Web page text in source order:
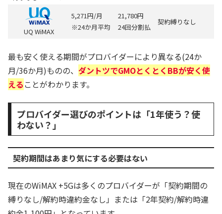
UQ WiMAX
5,271円/月
※24か月平均
21,780円
24回分割払
契約縛りなし
最も安く使える期間がプロバイダーにより異なる(24か
月/36か月)ものの、 ダントツでGMOとくとくBBが安く使
える ことがわかります。
プロバイダー選びのポイントは「1年使う？使
わない？」
契約期間はあまり気にする必要はない
現在のWiMAX +5Gは多くのプロバイダーが「契約期間の
縛りなし/解約時違約金なし」または「2年契約/解約時違